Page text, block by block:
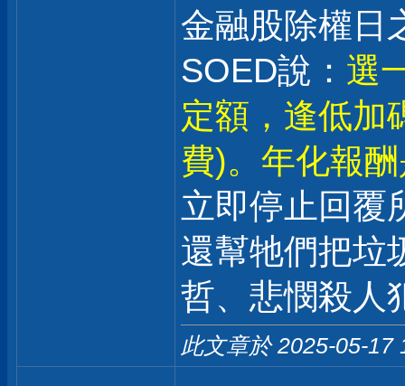
金融股除權日
SOED說： 選
定額，逢低加
費)。年化報
立即停止回覆
還幫牠們把垃
哲、悲憫殺人
此文章於 2025-05-17